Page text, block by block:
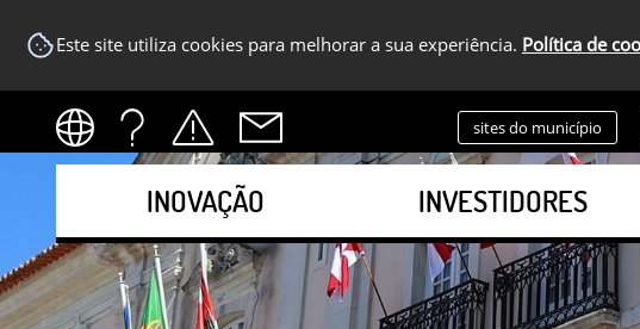
Este site utiliza cookies para melhorar a sua experiência. Política de
sites do município
INOVAÇÃO INVESTIDORES